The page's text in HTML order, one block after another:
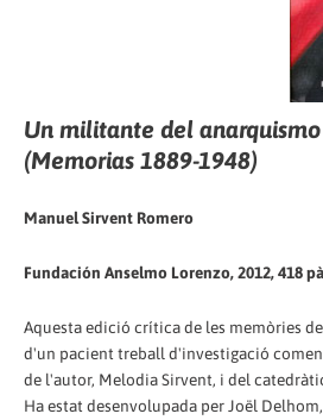
Un militante del
(Memorias 1889-1948)
Manuel Sirvent Romero
Fundación Anselmo Lorenzo, 2012, 418
Aquesta edició crítica de les memòries
d'un pacient treball d'investigació
de l'autor, Melodia Sirvent, i del
Ha estat desenvolupada per Joël